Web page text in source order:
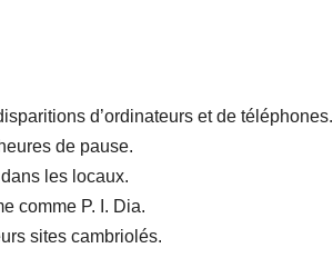
d’ordinateurs et de téléphones.
de pause.
les locaux.
comme P. I. Dia.
sites cambriolés.